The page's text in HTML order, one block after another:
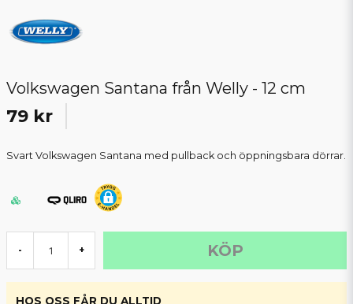
Volkswagen Santana från Welly - 12 cm
79 kr
Svart Volkswagen Santana med pullback och öppningsbara dörrar.
- + KÖP
HOS OSS FÅR DU ALLTID